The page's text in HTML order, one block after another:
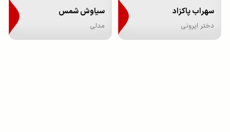
سهراب پاکزاد
دختر ایرونی
سیاوش شمس
مدلی